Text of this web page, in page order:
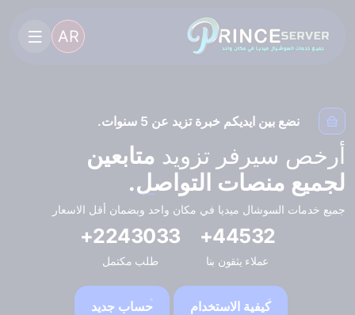
AR
نضع بين ايديكم خبرة تزيد عن 5 سنوات.
أرخص سيرفر تزويد متابعين
لجميع منصات التواصل.
جميع خدمات السوشال ميديا في مكان واحد وبضمان أقل الاسعار
44532+
عملاء يثقون بنا
2243033+
طلب مكتمل
كيفية الاستخدام حساب جديد